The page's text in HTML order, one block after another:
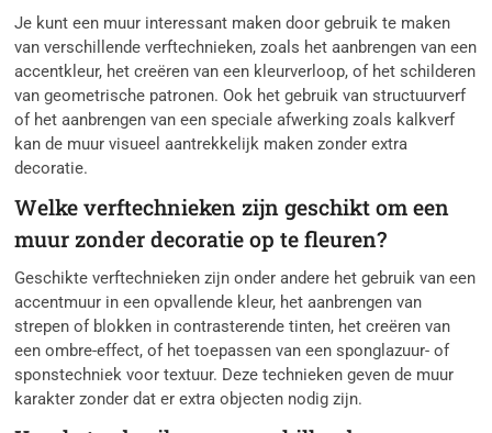
Je kunt een muur interessant maken door gebruik te maken
van verschillende verftechnieken, zoals het aanbrengen van een
accentkleur, het creëren van een kleurverloop, of het schilderen
van geometrische patronen. Ook het gebruik van structuurverf
of het aanbrengen van een speciale afwerking zoals kalkverf
kan de muur visueel aantrekkelijk maken zonder extra
decoratie.
Welke verftechnieken zijn geschikt om een
muur zonder decoratie op te fleuren?
Geschikte verftechnieken zijn onder andere het gebruik van een
accentmuur in een opvallende kleur, het aanbrengen van
strepen of blokken in contrasterende tinten, het creëren van
een ombre-effect, of het toepassen van een sponglazuur- of
sponstechniek voor textuur. Deze technieken geven de muur
karakter zonder dat er extra objecten nodig zijn.